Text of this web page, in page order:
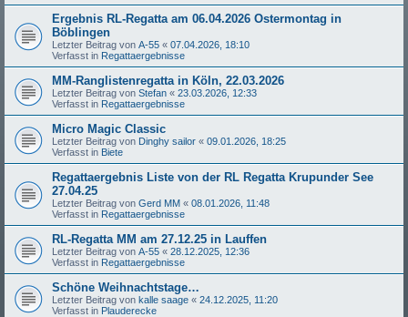
Ergebnis RL-Regatta am 06.04.2026 Ostermontag in
Böblingen
Letzter Beitrag von A-55 « 07.04.2026, 18:10
Verfasst in Regattaergebnisse
MM-Ranglistenregatta in Köln, 22.03.2026
Letzter Beitrag von Stefan « 23.03.2026, 12:33
Verfasst in Regattaergebnisse
Micro Magic Classic
Letzter Beitrag von Dinghy sailor « 09.01.2026, 18:25
Verfasst in Biete
Regattaergebnis Liste von der RL Regatta Krupunder See
27.04.25
Letzter Beitrag von Gerd MM « 08.01.2026, 11:48
Verfasst in Regattaergebnisse
RL-Regatta MM am 27.12.25 in Lauffen
Letzter Beitrag von A-55 « 28.12.2025, 12:36
Verfasst in Regattaergebnisse
Schöne Weihnachtstage…
Letzter Beitrag von kalle saage « 24.12.2025, 11:20
Verfasst in Plauderecke